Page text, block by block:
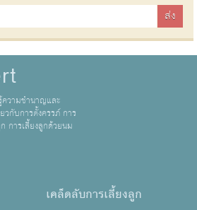
วามชำนาญและ
กับการตั้งครรภ์ การ
การเลี้ยงลูกด้วยนม
เคล็ดลับการเลี้ยงลูก